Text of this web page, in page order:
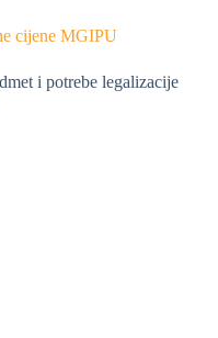
cijene MGIPU
i potrebe legalizacije